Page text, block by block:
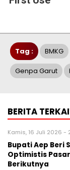
Tag : BMKG
Genpa Garut
BERITA
Kamis, 16 Juli 2026 -
Bupati Aep Beri
Optimistis
Berikutnya